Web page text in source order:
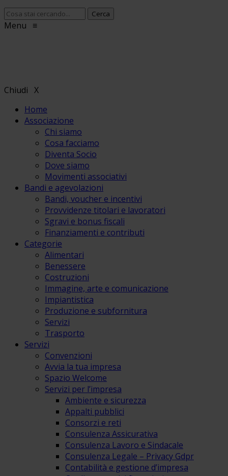
Menu ≡
Chiudi X
Home
Associazione
Chi siamo
Cosa facciamo
Diventa Socio
Dove siamo
Movimenti associativi
Bandi e agevolazioni
Bandi, voucher e incentivi
Provvidenze titolari e lavoratori
Sgravi e bonus fiscali
Finanziamenti e contributi
Categorie
Alimentari
Benessere
Costruzioni
Immagine, arte e comunicazione
Impiantistica
Produzione e subfornitura
Servizi
Trasporto
Servizi
Convenzioni
Avvia la tua impresa
Spazio Welcome
Servizi per l’impresa
Ambiente e sicurezza
Appalti pubblici
Consorzi e reti
Consulenza Assicurativa
Consulenza Lavoro e Sindacale
Consulenza Legale – Privacy Gdpr
Contabilità e gestione d’impresa